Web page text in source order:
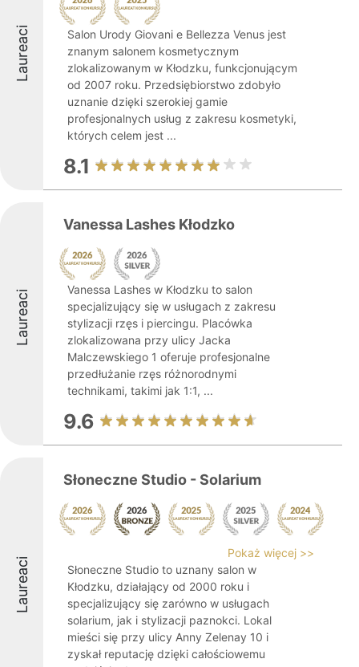
Laureaci
Salon Urody Giovani e Bellezza Venus jest
znanym salonem kosmetycznym
zlokalizowanym w Kłodzku, funkcjonującym
od 2007 roku. Przedsiębiorstwo zdobyło
uznanie dzięki szerokiej gamie
profesjonalnych usług z zakresu kosmetyki,
których celem jest ...
8.1
Laureaci
Vanessa Lashes Kłodzko
Vanessa Lashes w Kłodzku to salon
specjalizujący się w usługach z zakresu
stylizacji rzęs i piercingu. Placówka
zlokalizowana przy ulicy Jacka
Malczewskiego 1 oferuje profesjonalne
przedłużanie rzęs różnorodnymi
technikami, takimi jak 1:1, ...
9.6
Laureaci
Słoneczne Studio - Solarium
Pokaż więcej >>
Słoneczne Studio to uznany salon w
Kłodzku, działający od 2000 roku i
specjalizujący się zarówno w usługach
solarium, jak i stylizacji paznokci. Lokal
mieści się przy ulicy Anny Zelenay 10 i
zyskał reputację dzięki całościowemu